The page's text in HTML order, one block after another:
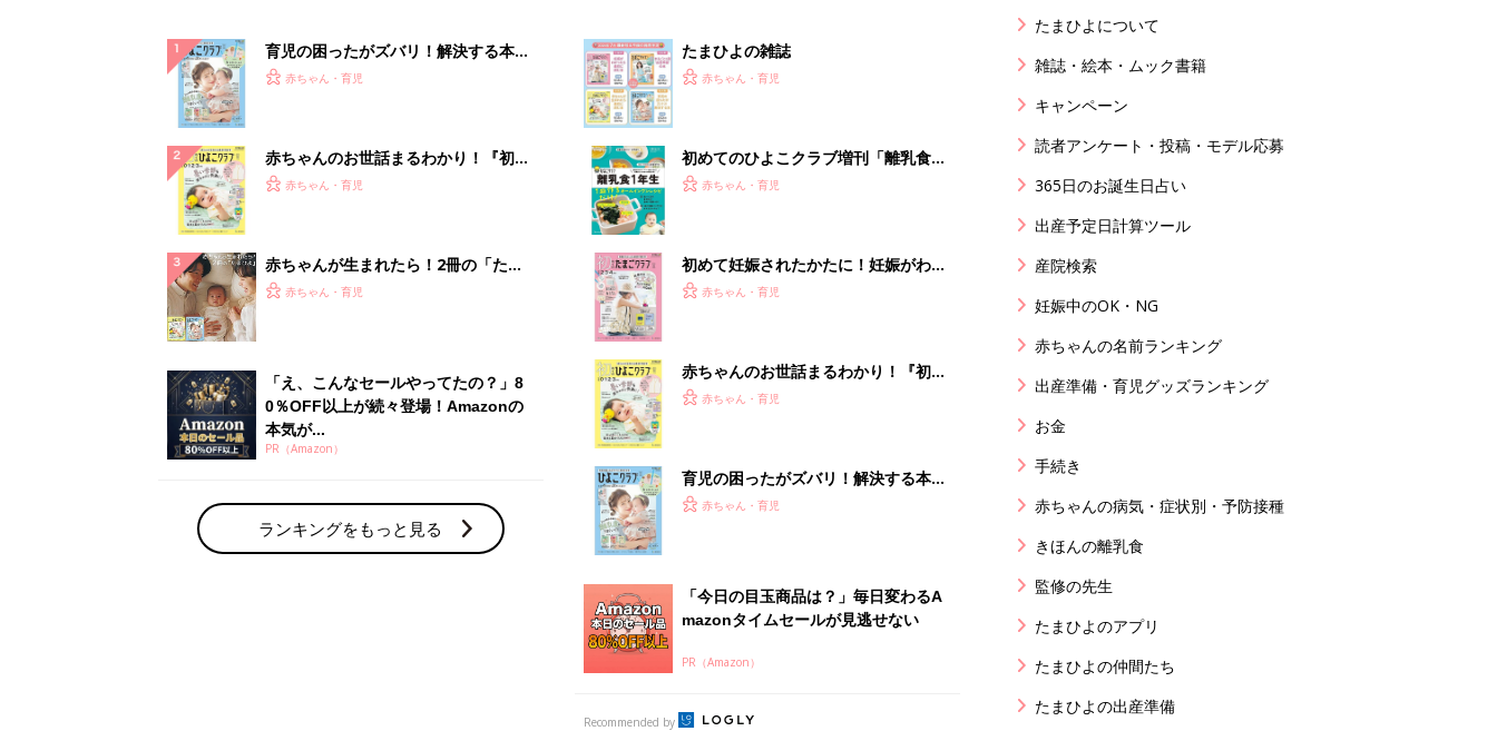
育児の困ったがズバリ！解決する本
『ひよこクラブ 夏号』 4カ月～2才
赤ちゃん・育児
赤ちゃんのお世話まるわかり！『初め
てのひよこクラブ 夏号』〈巻頭大特
赤ちゃん・育児
赤ちゃんが生まれたら！2冊の「たま
ひよ」
赤ちゃん・育児
「え、こんなセールやってたの？」8
0％OFF以上が続々登場！Amazonの
本気が...
PR（Amazon）
ランキングをもっと見る
たまひよの雑誌
赤ちゃん・育児
初めてのひよこクラブ増刊「離乳食1
年生 1皿作るだけ！オールインワン​レ
赤ちゃん・育児
初めて妊娠されたかたに！妊娠がわか
ったら最初に読む本『初めてのたまご
赤ちゃん・育児
赤ちゃんのお世話まるわかり！『初め
てのひよこクラブ 夏号』〈巻頭大特
赤ちゃん・育児
育児の困ったがズバリ！解決する本
『ひよこクラブ 夏号』 4カ月～2才
赤ちゃん・育児
「今日の目玉商品は？」毎日変わるA
mazonタイムセールが見逃せない
PR（Amazon）
Recommended by
たまひよについて
雑誌・絵本・ムック書籍
キャンペーン
読者アンケート・投稿・モデル応募
365日のお誕生日占い
出産予定日計算ツール
産院検索
妊娠中のOK・NG
赤ちゃんの名前ランキング
出産準備・育児グッズランキング
お金
手続き
赤ちゃんの病気・症状別・予防接種
きほんの離乳食
監修の先生
たまひよのアプリ
たまひよの仲間たち
たまひよの出産準備